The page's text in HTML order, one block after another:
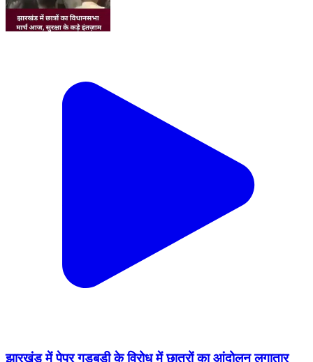
झारखंड में पेपर गड़बड़ी के विरोध में छात्रों का आंदोलन लगातार